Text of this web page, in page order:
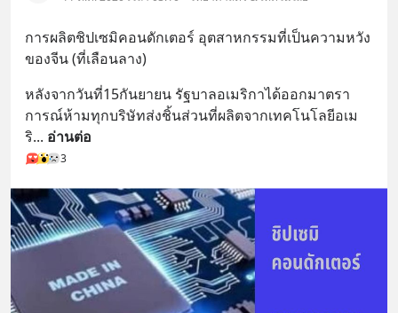
การผลิตชิปเซมิคอนดักเตอร์ อุตสาหกรรมที่เป็นความหวัง
ของจีน (ที่เลือนลาง)
หลังจากวันที่15กันยายน รัฐบาลอเมริกาได้ออกมาตรา
การณ์ห้ามทุกบริษัทส่งชิ้นส่วนที่ผลิตจากเทคโนโลยีอเม
ริ... อ่านต่อ
3